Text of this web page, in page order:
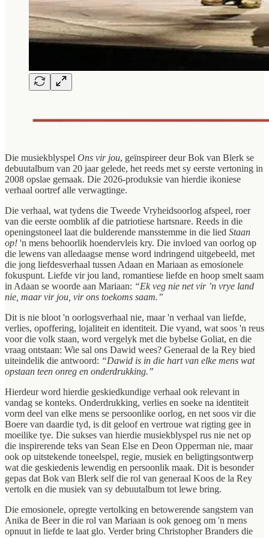
Die musiekblyspel Ons vir jou, geïnspireer deur Bok van Blerk se
debuutalbum van 20 jaar gelede, het reeds met sy eerste vertoning in
2008 opslae gemaak. Die 2026-produksie van hierdie ikoniese
verhaal oortref alle verwagtinge.
Die verhaal, wat tydens die Tweede Vryheidsoorlog afspeel, roer
van die eerste oomblik af die patriotiese hartsnare. Reeds in die
openingstoneel laat die bulderende mansstemme in die lied Staan
op! 'n mens behoorlik hoendervleis kry. Die invloed van oorlog op
die lewens van alledaagse mense word indringend uitgebeeld, met
die jong liefdesverhaal tussen Adaan en Mariaan as emosionele
fokuspunt. Liefde vir jou land, romantiese liefde en hoop smelt saam
in Adaan se woorde aan Mariaan: “Ek veg nie net vir ’n vrye land
nie, maar vir jou, vir ons toekoms saam.”
Dit is nie bloot 'n oorlogsverhaal nie, maar 'n verhaal van liefde,
verlies, opoffering, lojaliteit en identiteit. Die vyand, wat soos 'n reus
voor die volk staan, word vergelyk met die bybelse Goliat, en die
vraag ontstaan: Wie sal ons Dawid wees? Generaal de la Rey bied
uiteindelik die antwoord: “Dawid is in die hart van elke mens wat
opstaan teen onreg en onderdrukking.”
Hierdeur word hierdie geskiedkundige verhaal ook relevant in
vandag se konteks. Onderdrukking, verlies en soeke na identiteit
vorm deel van elke mens se persoonlike oorlog, en net soos vir die
Boere van daardie tyd, is dit geloof en vertroue wat rigting gee in
moeilike tye. Die sukses van hierdie musiekblyspel rus nie net op
die inspirerende teks van Sean Else en Deon Opperman nie, maar
ook op uitstekende toneelspel, regie, musiek en beligtingsontwerp
wat die geskiedenis lewendig en persoonlik maak. Dit is besonder
gepas dat Bok van Blerk self die rol van generaal Koos de la Rey
vertolk en die musiek van sy debuutalbum tot lewe bring.
Die emosionele, opregte vertolking en betowerende sangstem van
Anika de Beer in die rol van Mariaan is ook genoeg om 'n mens
opnuut in liefde te laat glo. Verder bring Christopher Branders die